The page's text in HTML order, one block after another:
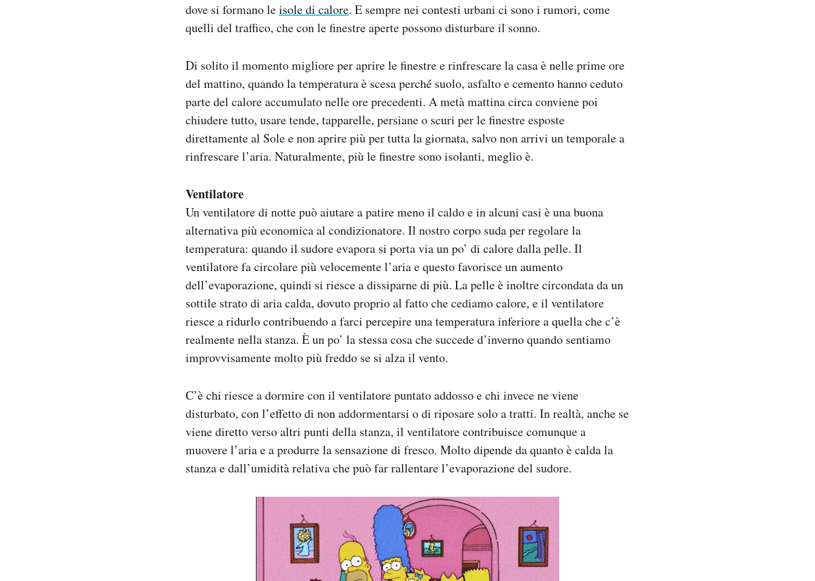
dove si formano leisole di calore. E sempre nei contesti urbani ci sono i rumori, come
quelli del traffico, che con le finestre aperte possono disturbare il sonno.
Di solito il momento migliore per aprire le finestre e rinfrescare la casa è nelle prime ore
del mattino, quando la temperatura è scesa perché suolo, asfalto e cemento hanno ceduto
parte del calore accumulato nelle ore precedenti. A metà mattina circa conviene poi
chiudere tutto, usare tende, tapparelle, persiane o scuri per le finestre esposte
direttamente al Sole e non aprire più per tutta la giornata, salvo non arrivi un temporale a
rinfrescare l’aria. Naturalmente, più le finestre sono isolanti, meglio è.
Ventilatore
Un ventilatore di notte può aiutare a patire meno il caldo e in alcuni casi è una buona
alternativa più economica al condizionatore. Il nostro corpo suda per regolare la
temperatura: quando il sudore evapora si porta via un po’ di calore dalla pelle. Il
ventilatore fa circolare più velocemente l’aria e questo favorisce un aumento
dell’evaporazione, quindi si riesce a dissiparne di più. La pelle è inoltre circondata da un
sottile strato di aria calda, dovuto proprio al fatto che cediamo calore, e il ventilatore
riesce a ridurlo contribuendo a farci percepire una temperatura inferiore a quella che c’è
realmente nella stanza. È un po’ la stessa cosa che succede d’inverno quando sentiamo
improvvisamente molto più freddo se si alza il vento.
C’è chi riesce a dormire con il ventilatore puntato addosso e chi invece ne viene
disturbato, con l’effetto di non addormentarsi o di riposare solo a tratti. In realtà, anche se
viene diretto verso altri punti della stanza, il ventilatore contribuisce comunque a
muovere l’aria e a produrre la sensazione di fresco. Molto dipende da quanto è calda la
stanza e dall’umidità relativa che può far rallentare l’evaporazione del sudore.